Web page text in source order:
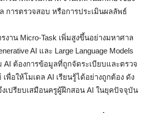
การตรวจสอบ หรือการประเมินผลลัพธ์
งาน Micro-Task เพิ่มสูงขึ้นอย่างมหาศาล
AI และ Large Language Models
ต้องการข้อมูลที่ถูกจัดระเบียบและตรวจ
อให้โมเดล AI เรียนรู้ได้อย่างถูกต้อง ดัง
เปรียบเสมือนครูผู้ฝึกสอน AI ในยุคปัจจุบัน